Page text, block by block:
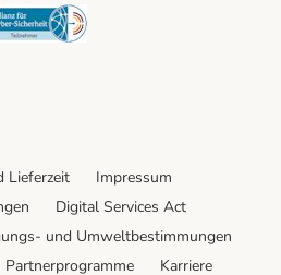
Security
Lieferzeit
Impressum
Digital Services Act
und Umweltbestimmungen
Partnerprogramme Karriere